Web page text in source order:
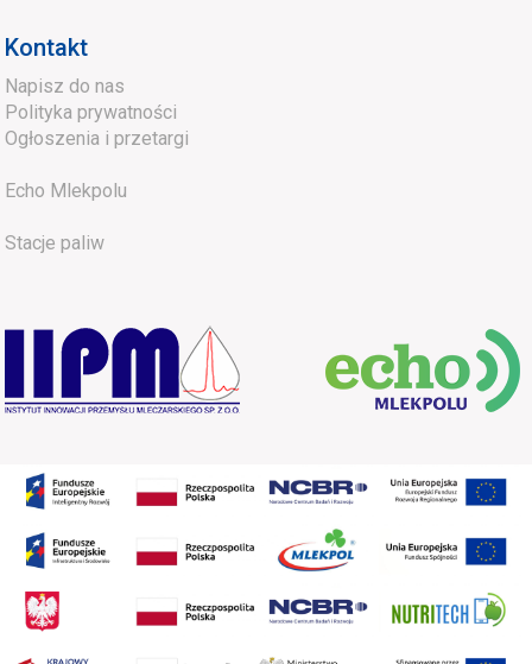
Kontakt
Napisz do nas
Polityka prywatności
Ogłoszenia i przetargi
Echo Mlekpolu
Stacje paliw